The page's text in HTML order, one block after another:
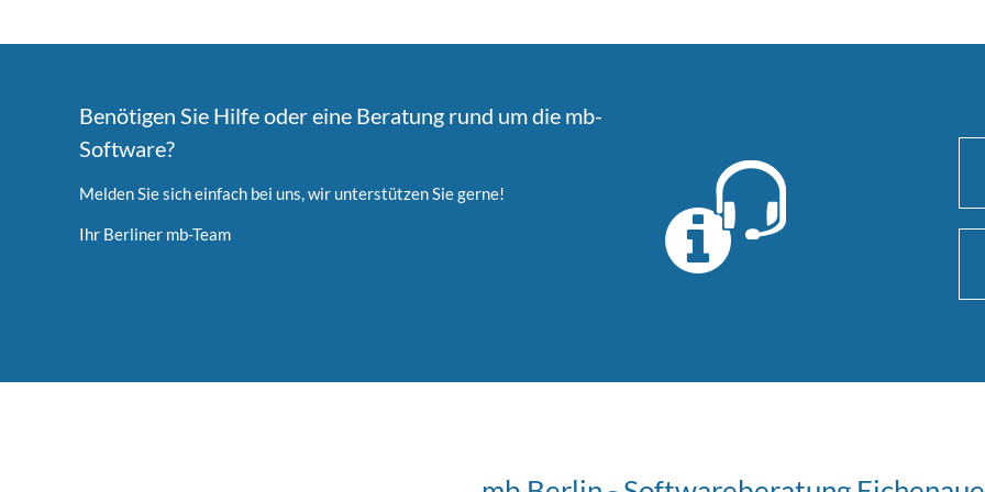
Benötigen Sie Hilfe oder eine Beratung rund um die mb-
Software?
Melden Sie sich einfach bei uns, wir unterstützen Sie gerne!
Ihr Berliner mb-Team